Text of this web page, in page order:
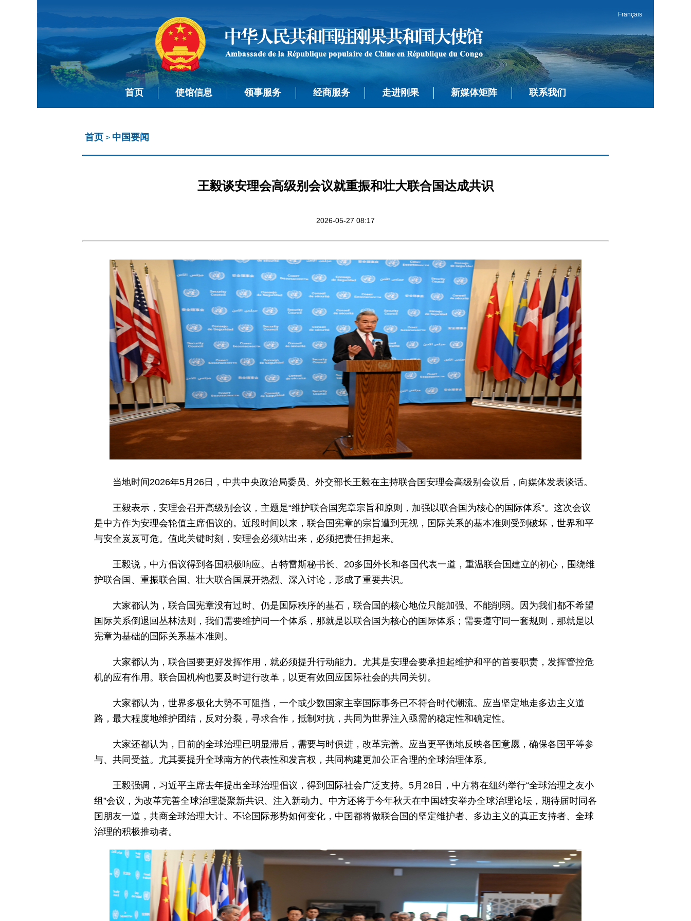
Français
首页 使馆信息 领事服务 经商服务 走进刚果 新媒体矩阵 联系我们
首页 > 中国要闻
王毅谈安理会高级别会议就重振和壮大联合国达成共识
2026-05-27 08:17
当地时间2026年5月26日，中共中央政治局委员、外交部长王毅在主持联合国安理会高级别会议后，向媒体发表谈话。
王毅表示，安理会召开高级别会议，主题是“维护联合国宪章宗旨和原则，加强以联合国为核心的国际体系”。这次会议
是中方作为安理会轮值主席倡议的。近段时间以来，联合国宪章的宗旨遭到无视，国际关系的基本准则受到破坏，世界和平
与安全岌岌可危。值此关键时刻，安理会必须站出来，必须把责任担起来。
王毅说，中方倡议得到各国积极响应。古特雷斯秘书长、20多国外长和各国代表一道，重温联合国建立的初心，围绕维
护联合国、重振联合国、壮大联合国展开热烈、深入讨论，形成了重要共识。
大家都认为，联合国宪章没有过时、仍是国际秩序的基石，联合国的核心地位只能加强、不能削弱。因为我们都不希望
国际关系倒退回丛林法则，我们需要维护同一个体系，那就是以联合国为核心的国际体系；需要遵守同一套规则，那就是以
宪章为基础的国际关系基本准则。
大家都认为，联合国要更好发挥作用，就必须提升行动能力。尤其是安理会要承担起维护和平的首要职责，发挥管控危
机的应有作用。联合国机构也要及时进行改革，以更有效回应国际社会的共同关切。
大家都认为，世界多极化大势不可阻挡，一个或少数国家主宰国际事务已不符合时代潮流。应当坚定地走多边主义道
路，最大程度地维护团结，反对分裂，寻求合作，抵制对抗，共同为世界注入亟需的稳定性和确定性。
大家还都认为，目前的全球治理已明显滞后，需要与时俱进，改革完善。应当更平衡地反映各国意愿，确保各国平等参
与、共同受益。尤其要提升全球南方的代表性和发言权，共同构建更加公正合理的全球治理体系。
王毅强调，习近平主席去年提出全球治理倡议，得到国际社会广泛支持。5月28日，中方将在纽约举行“全球治理之友小
组”会议，为改革完善全球治理凝聚新共识、注入新动力。中方还将于今年秋天在中国雄安举办全球治理论坛，期待届时同各
国朋友一道，共商全球治理大计。不论国际形势如何变化，中国都将做联合国的坚定维护者、多边主义的真正支持者、全球
治理的积极推动者。